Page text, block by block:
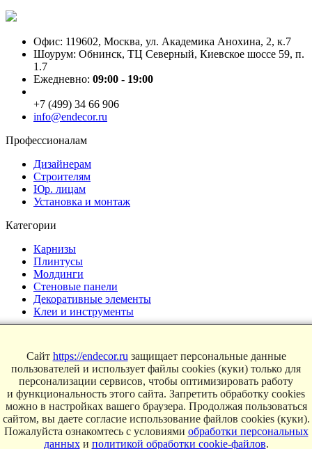
Офис: 119602, Москва, ул. Академика Анохина, 2, к.7
Шоурум: Обнинск, ТЦ Северный, Киевское шоссе 59, п.
1.7
Ежедневно: 09:00 - 19:00
+7 (499) 34 66 906
info@endecor.ru
Профессионалам
Дизайнерам
Строителям
Юр. лицам
Установка и монтаж
Категории
Карнизы
Плинтусы
Молдинги
Стеновые панели
Декоративные элементы
Клеи и инструменты
Интерьеры
Блог
Магазин
О компании
Контакты
Условия продаж
Сайт https://endecor.ru защищает персональные данные
пользователей и использует файлы cookies (куки) только для
персонализации сервисов, чтобы оптимизировать работу
и функциональность этого сайта. Запретить обработку cookies
можно в настройках вашего браузера. Продолжая пользоваться
сайтом, вы даете согласие использование файлов cookies (куки).
Пожалуйста ознакомтесь с условиями обработки персональных
данныхи политикой обработки cookie-файлов.